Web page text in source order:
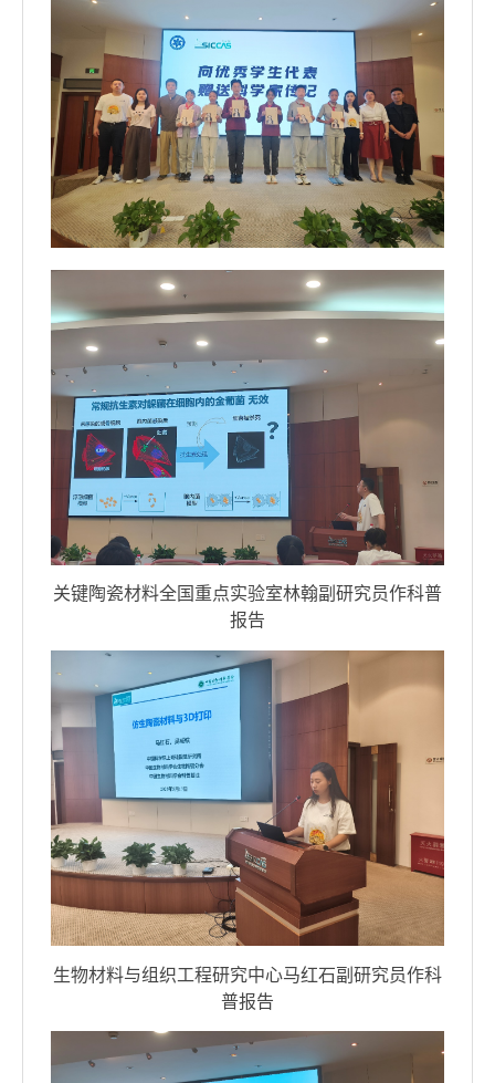
关键陶瓷材料全国重点实验室林翰副研究员作科普
报告
生物材料与组织工程研究中心马红石副研究员作科
普报告